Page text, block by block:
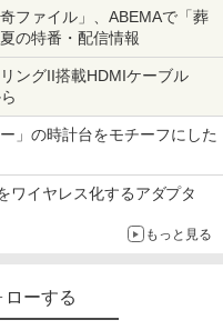
ファイル」、ABEMAで「葬
の特番・配信情報
ングII搭載HDMIケーブル
」の時計台をモチーフにした
ワイヤレス化するアダプタ
もっと見る
ローする